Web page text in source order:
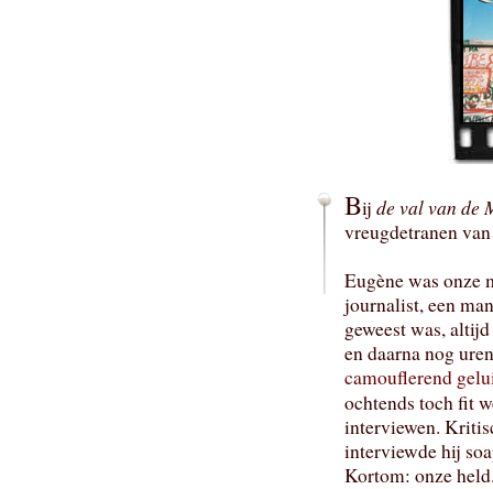
Bij de val van de
vreugdetranen
Eugène was onze
journalist, een
geweest was,
en daarna nog
camouflerend
ochtends toch fit
interviewen.
interviewde hij
Kortom: onze